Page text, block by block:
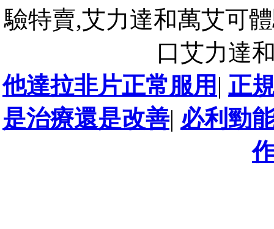
驗特賣,艾力達和萬艾可
口艾力達
他達拉非片正常服用 | 正
是治療還是改善| 必利勁